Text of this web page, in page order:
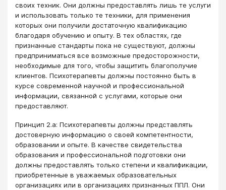
своих техник. Они должны предоставлять лишь те услуги
и использовать только те техники, для применения
которых они получили достаточную квалификацию
благодаря обучению и опыту. В тех областях, где
признанные стандарты пока не существуют, должны
предприниматься все возможные предосторожности,
необходимые для того, чтобы защитить благополучие
клиентов. Психотерапевты должны постоянно быть в
курсе современной научной и профессиональной
информации, связанной с услугами, которые они
предоставляют.
Принцип 2.a: Психотерапевты должны представлять
достоверную информацию о своей компетентности,
образовании и опыте. В качестве свидетельства
образования и профессиональной подготовки они
должны предоставлять только степени и квалификации,
приобретенные в уважаемых образовательных
организациях или в организациях признанных ППЛ. Они